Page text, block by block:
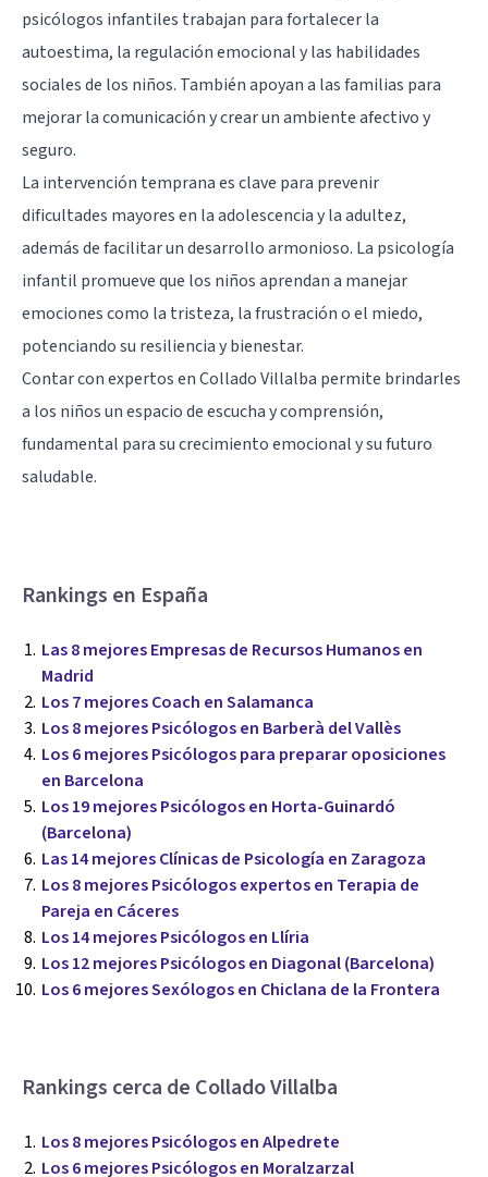
psicólogos infantiles trabajan para fortalecer la
autoestima, la regulación emocional y las habilidades
sociales de los niños. También apoyan a las familias para
mejorar la comunicación y crear un ambiente afectivo y
seguro.
La intervención temprana es clave para prevenir
dificultades mayores en la adolescencia y la adultez,
además de facilitar un desarrollo armonioso. La psicología
infantil promueve que los niños aprendan a manejar
emociones como la tristeza, la frustración o el miedo,
potenciando su resiliencia y bienestar.
Contar con expertos en Collado Villalba permite brindarles
a los niños un espacio de escucha y comprensión,
fundamental para su crecimiento emocional y su futuro
saludable.
Rankings en España
Las 8 mejores Empresas de Recursos Humanos en
Madrid
Los 7 mejores Coach en Salamanca
Los 8 mejores Psicólogos en Barberà del Vallès
Los 6 mejores Psicólogos para preparar oposiciones
en Barcelona
Los 19 mejores Psicólogos en Horta-Guinardó
(Barcelona)
Las 14 mejores Clínicas de Psicología en Zaragoza
Los 8 mejores Psicólogos expertos en Terapia de
Pareja en Cáceres
Los 14 mejores Psicólogos en Llíria
Los 12 mejores Psicólogos en Diagonal (Barcelona)
Los 6 mejores Sexólogos en Chiclana de la Frontera
Rankings cerca de Collado Villalba
Los 8 mejores Psicólogos en Alpedrete
Los 6 mejores Psicólogos en Moralzarzal